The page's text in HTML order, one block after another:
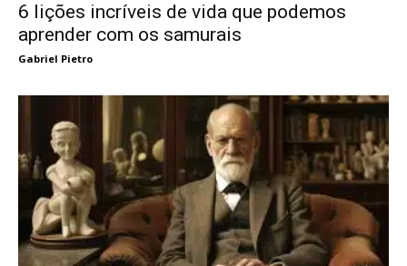
6 lições incríveis de vida que podemos
aprender com os samurais
Gabriel Pietro